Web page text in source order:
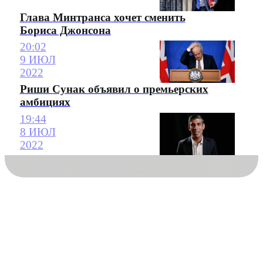
Глава Минтранса хочет сменить
Бориса Джонсона
20:02
9 ИЮЛ
2022
Риши Сунак объявил о премьерских
амбициях
19:44
8 ИЮЛ
2022